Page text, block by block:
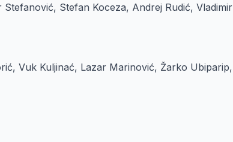
Stefan Koceza, Andrej Rudić, Vladimir
Vuk Kuljinać, Lazar Marinović, Žarko Ubiparip,